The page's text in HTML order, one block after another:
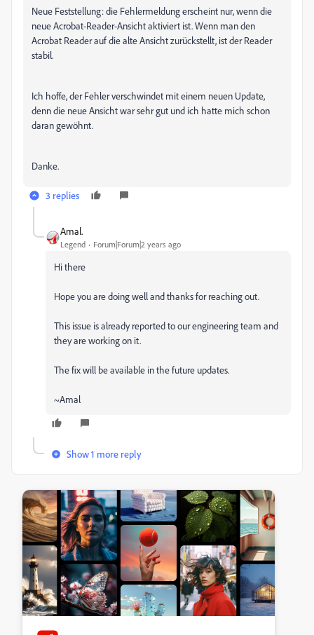
Neue Feststellung: die Fehlermeldung erscheint nur, wenn die
neue Acrobat-Reader-Ansicht aktiviert ist. Wenn man den
Acrobat Reader auf die alte Ansicht zurückstellt, ist der Reader
stabil.
Ich hoffe, der Fehler verschwindet mit einem neuen Update,
denn die neue Ansicht war sehr gut und ich hatte mich schon
daran gewöhnt.
Danke.
3 replies
Amal.
Legend Forum|Forum|2 years ago
Hi there
Hope you are doing well and thanks for reaching out.
This issue is already reported to our engineering team and
they are working on it.
The fix will be available in the future updates.
~Amal
Show 1 more reply